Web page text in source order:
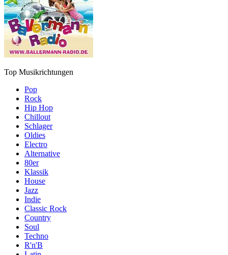
Top Musikrichtungen
Pop
Rock
Hip Hop
Chillout
Schlager
Oldies
Electro
Alternative
80er
Klassik
House
Jazz
Indie
Classic Rock
Country
Soul
Techno
R'n'B